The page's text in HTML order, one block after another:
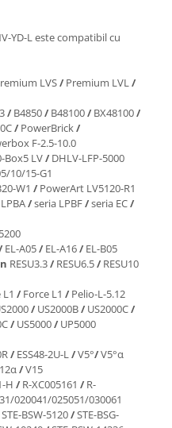
YD-L este compatibil cu
LVS/ Premium LVL/
/ B4850/ B48100/ BX48100/
/ PowerBrick/
F-2.5-10.0
Box5 LV/ DHLV-LFP-5000
10/15-G1
W1 / PowerArt LV5120-R1
/seria LPBF/seria EC/
EL-A05/ EL-A16/ EL-B05
RESU3.3/ RESU6.5/ RESU10
/ Force L1 / Pelio-L-5.12
/ US2000B/ US2000C/
/ US5000/ UP5000
/ ESS48-2U-L/V5°/V5°α
/V15
H / R-XC005161 / R-
020041/025051/030061
STE-BSW-5120/STE-BSG-